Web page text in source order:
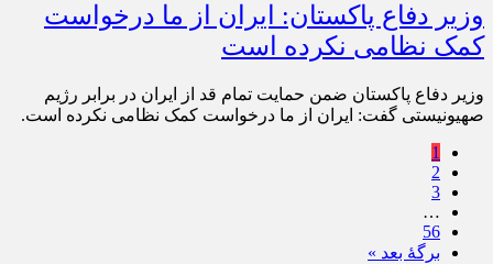
وزیر دفاع پاکستان: ایران از ما درخواست
کمک نظامی نکرده است
وزیر دفاع پاکستان ضمن حمایت تمام قد از ایران در برابر رژیم
صهیونیستی گفت: ایران از ما درخواست کمک نظامی نکرده است.
1
2
3
…
56
برگهٔ بعد »